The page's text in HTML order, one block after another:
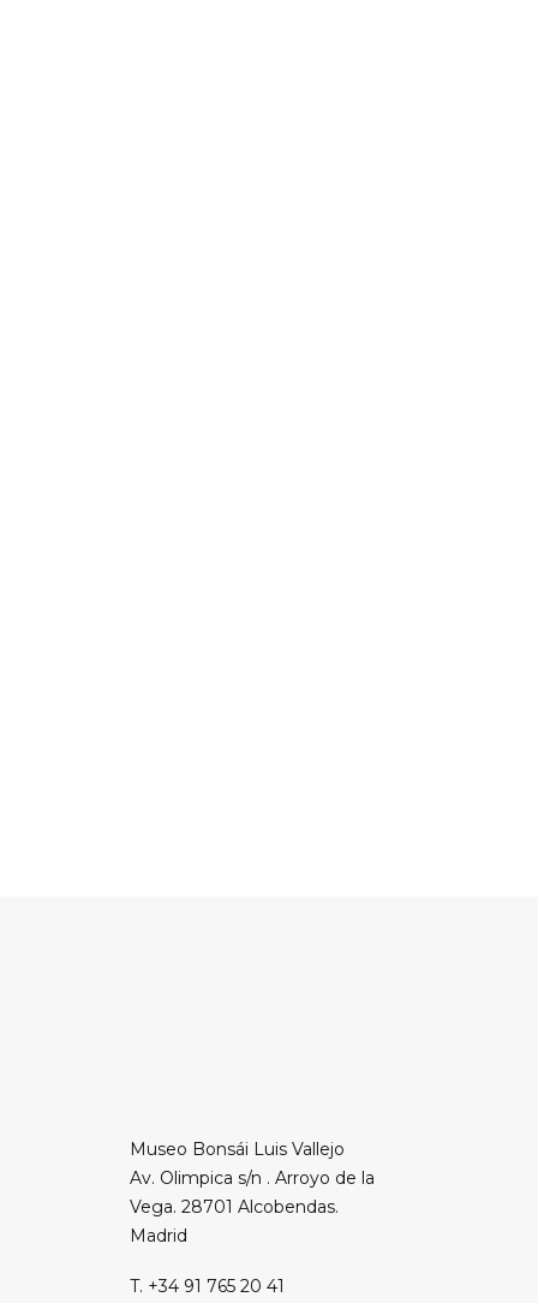
Museo Bonsái Luis Vallejo
Av. Olimpica s/n . Arroyo de la
Vega. 28701 Alcobendas.
Madrid
T. +34 91 765 20 41